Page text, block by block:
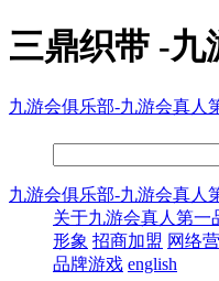
三鼎织带 -九
九游会俱乐部-九游会真人
九游会俱乐部-九游会真人
关于九游会真人第一
形象 招商加盟 网络
品牌游戏 english